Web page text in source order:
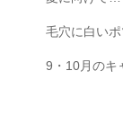
毛穴に白い
9・10月のキ